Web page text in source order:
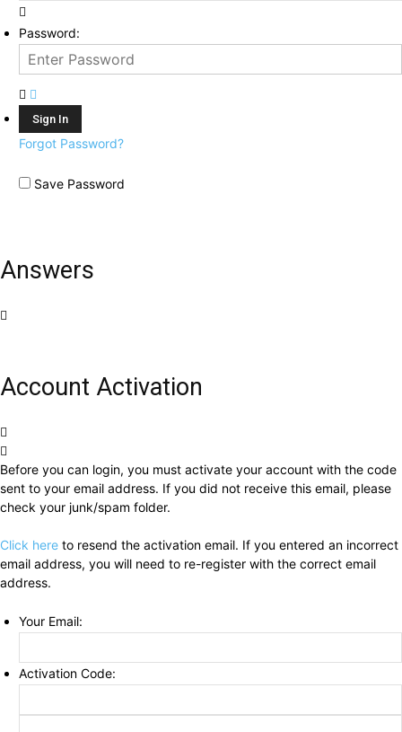
Password:
Forgot Password?
Save Password
Answers
Account Activation
Before you can login, you must activate your account with the code
sent to your email address. If you did not receive this email, please
check your junk/spam folder.
Click here to resend the activation email. If you entered an incorrect
email address, you will need to re-register with the correct email
address.
Your Email:
Activation Code: